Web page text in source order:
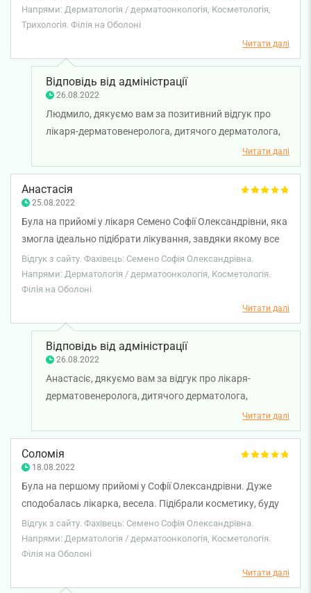
під час лікування. Це дійсно професіонал своєї справи,
чудова людина, все чітко і зрозуміло пояснює, на всі
запитання дає зрозумілі відповіді. Дякую вам, Софіє
Олександрівно! Ви чудовий лікар!
Напрями: Дерматологія / дерматоонкологія, Косметологія,
Трихологія. Філія на Оболоні
Читати далі
Відповідь від адміністрації
26.08.2022
Людмило, дякуємо вам за позитивний відгук про
лікаря-дерматовенеролога, дитячого дерматолога,
Олександрівну. Бажаємо міцного здоров'я та всього
найкращого!
Читати далі
Анастасія
25.08.2022
Була на прийомі у лікаря Семено Софії Олександрівни, яка
змогла ідеально підібрати лікування, завдяки якому все
вилікували. Вона чудовий спеціаліст, який знає свою
справу. Дуже привітна та весела. Дякую за чудову
допомогу у вирішенні мого питання.
Відгук з сайту. Фахівець: Семено Софія Олександрівна.
Напрями: Дерматологія / дерматоонкологія, Косметологія.
Філія на Оболоні
Читати далі
Відповідь від адміністрації
26.08.2022
Анастасіє, дякуємо вам за відгук про лікаря-
дерматовенеролога, дитячого дерматолога,
Олександрівну. Бажаємо вам міцного здоров'я та
всього найкращого!
Читати далі
Соломія
18.08.2022
Була на першому прийомі у Софії Олександрівни. Дуже
сподобалась лікарка, весела. Підібрали косметику, буду
пробувати))
Відгук з сайту. Фахівець: Семено Софія Олександрівна.
Напрями: Дерматологія / дерматоонкологія, Косметологія.
Філія на Оболоні
Читати далі